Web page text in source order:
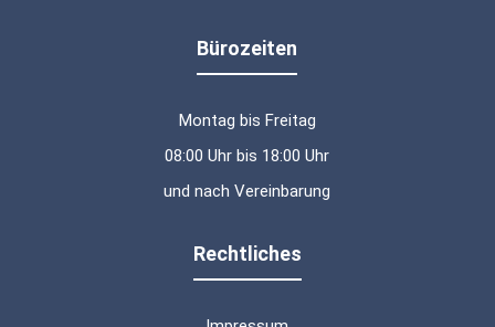
Bürozeiten
Montag bis Freitag
08:00 Uhr bis 18:00 Uhr
und nach Vereinbarung
Rechtliches